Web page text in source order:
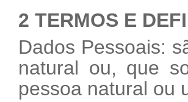
2 TERMOS E
Dados Pessoais:
natural ou, que
pessoa natural ou